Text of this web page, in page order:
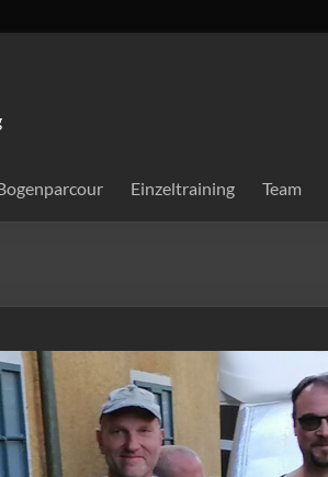
Einzeltraining Team